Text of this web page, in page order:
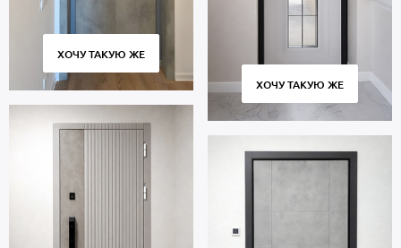
оставьте заявку на сайте. Изготовление – от 4 дней, доставка
собственным транспортом во все районы Москвы и Московской
области, аккуратная установка. Гарантийный период 5 лет.
ХОЧУ ТАКУЮ ЖЕ
ХОЧУ ТАКУЮ ЖЕ